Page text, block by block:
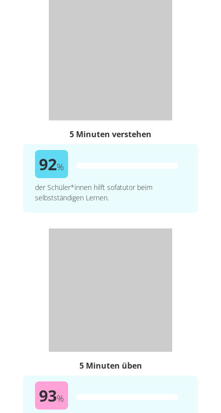
5 Minuten verstehen
92%
der Schüler*innen hilft sofatutor beim
selbstständigen Lernen.
5 Minuten üben
93%